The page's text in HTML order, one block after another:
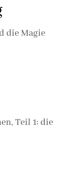
die Magie
Teil 1: die